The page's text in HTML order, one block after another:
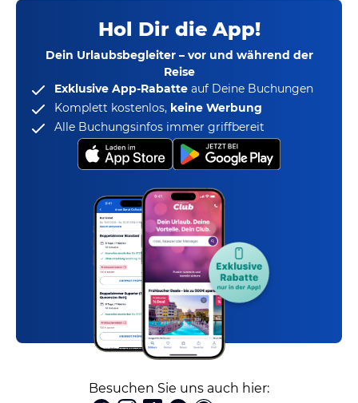
Hol Dir die App!
Dein Urlaubsbegleiter – vor und während der
Reise
Exklusive App-Rabatte auf Deine Buchungen
Komplett kostenlos, keine Werbung
Alle Buchungsinfos immer griffbereit
Besuchen Sie uns auch hier: